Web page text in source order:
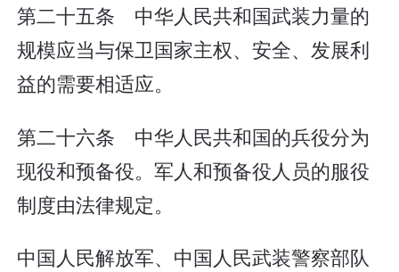
第二十五条 中华人民共和国武装力量的
规模应当与保卫国家主权、安全、发展利
益的需要相适应。
第二十六条 中华人民共和国的兵役分为
现役和预备役。军人和预备役人员的服役
制度由法律规定。
中国人民解放军、中国人民武装警察部队